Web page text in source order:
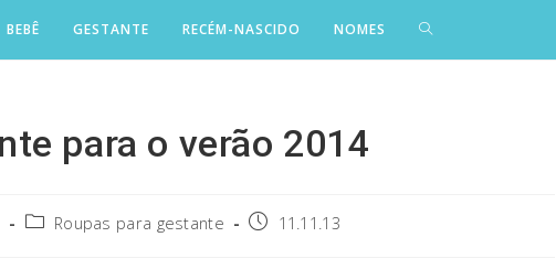
BEBÊ GESTANTE RECÉM-NASCIDO NOMES
para o verão 2014
PostRoupas para gestante
Post11.11.13